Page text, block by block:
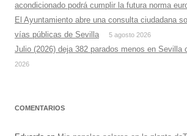
acondicionado podrá cumplir la futura norma
El Ayuntamiento abre una consulta ciudadana
vías públicas de Sevilla
5 agosto 2026
Julio (2026) deja 382 parados menos en Sevilla
2026
COMENTARIOS